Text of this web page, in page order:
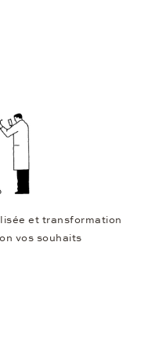
et transformation
vos souhaits